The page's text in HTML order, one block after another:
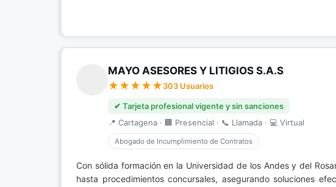
MAYO ASESORES Y LITIGIOS S.A.S
303 Usuarios
✔ Tarjeta profesional vigente y sin sanciones
📍 Cartagena · 🏢 Presencial · 📞 Llamada · 💻 Virtual
Abogado de Incumplimiento de Contratos
Con sólida formación en la Universidad de los Andes y del
hasta procedimientos concursales, asegurando soluciones